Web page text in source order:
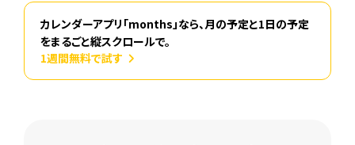
カレンダーアプリ「months」なら、月の予定と1日の予定
をまるごと縦スクロールで。
1週間無料で試す